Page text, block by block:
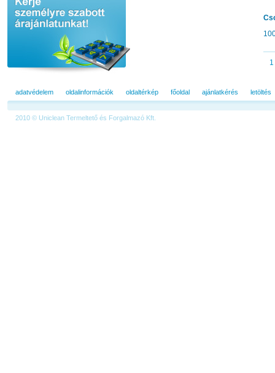
1
adatvédelem oldalinformációk oldaltérkép főoldal ajánlatkérés letöltés
2010 © Uniclean Termeltető és Forgalmazó Kft.